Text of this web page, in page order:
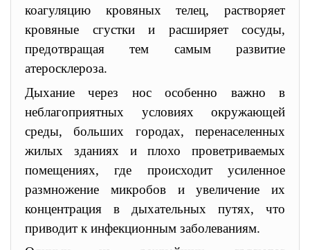
коагуляцию кровяных телец, растворяет
кровяные сгустки и расширяет сосуды,
предотвращая тем самым развитие
атеросклероза.
Дыхание через нос особенно важно в
неблагоприятных условиях окружающей
среды, больших городах, перенаселенных
жилых зданиях и плохо проветриваемых
помещениях, где происходит усиленное
размножение микробов и увеличение их
концентрация в дыхательных путях, что
приводит к инфекционным заболеваниям.